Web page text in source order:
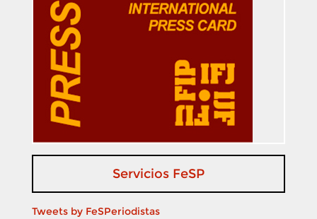
Servicios FeSP
Tweets by FeSPeriodistas